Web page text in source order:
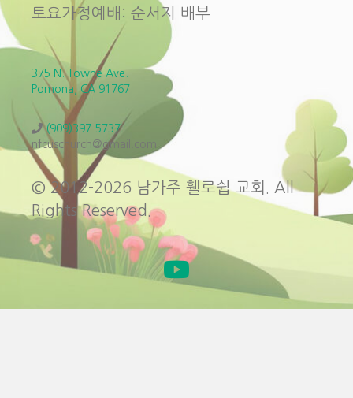
토요가정예배: 순서지 배부
375 N. Towne Ave.
Pomona, CA 91767
(909)397-5737
nfcuschurch@gmail.com
© 2012-2026 남가주 휄로쉽 교회. All
Rights Reserved.